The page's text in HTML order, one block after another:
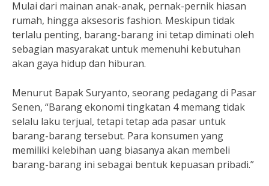
Mulai dari mainan anak-anak, pernak-pernik hiasan
rumah, hingga aksesoris fashion. Meskipun tidak
terlalu penting, barang-barang ini tetap diminati oleh
sebagian masyarakat untuk memenuhi kebutuhan
akan gaya hidup dan hiburan.
Menurut Bapak Suryanto, seorang pedagang di Pasar
Senen, “Barang ekonomi tingkatan 4 memang tidak
selalu laku terjual, tetapi tetap ada pasar untuk
barang-barang tersebut. Para konsumen yang
memiliki kelebihan uang biasanya akan membeli
barang-barang ini sebagai bentuk kepuasan pribadi.”